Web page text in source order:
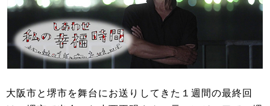
大阪市と堺市を舞台にお送りしてきた１週間の最終回